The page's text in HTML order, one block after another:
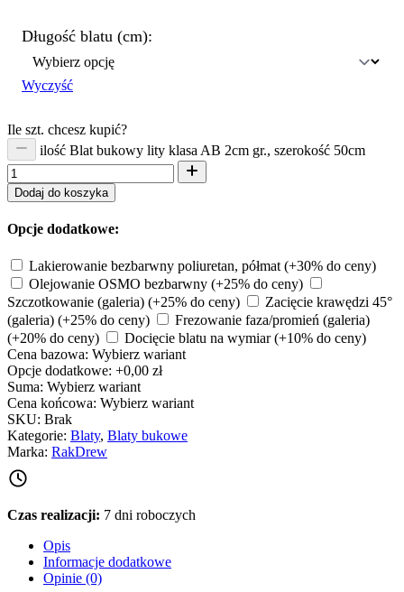
Długość blatu (cm):
Wyczyść
Ile szt. chcesz kupić?
ilość Blat bukowy lity klasa AB 2cm gr., szerokość 50cm
Dodaj do koszyka
Opcje dodatkowe:
Lakierowanie bezbarwny poliuretan, półmat(+30% do ceny)
Olejowanie OSMO bezbarwny (+25% do ceny)
Szczotkowanie (galeria) (+25% do ceny)
Zacięcie krawędzi 45°
(galeria) (+25% do ceny)
Frezowanie faza/promień (galeria)
(+20% do ceny)
Docięcie blatu na wymiar(+10% do ceny)
Cena bazowa: Wybierz wariant
Opcje dodatkowe: +0,00 zł
Suma: Wybierz wariant
Cena końcowa: Wybierz wariant
SKU: Brak
Kategorie: Blaty, Blaty bukowe
Marka: RakDrew
Czas realizacji: 7 dni roboczych
Opis
Informacje dodatkowe
Opinie (0)